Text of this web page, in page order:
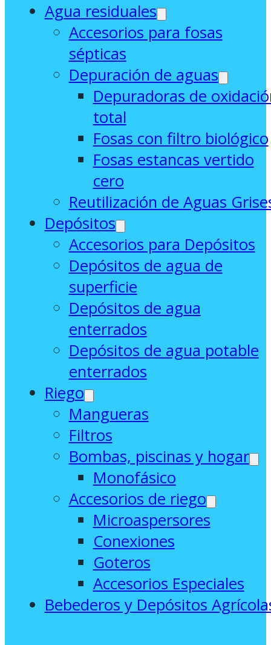
Agua residuales
Accesorios para fosas
sépticas
Depuración de aguas
Depuradoras de
total
Fosas con filtro biológico
Fosas estancas vertido
cero
Reutilización de Aguas
Depósitos
Accesorios para Depósitos
Depósitos de agua de
superficie
Depósitos de agua
enterrados
Depósitos de agua potable
enterrados
Riego
Mangueras
Filtros
Bombas, piscinas y hogar
Monofásico
Accesorios de riego
Microaspersores
Conexiones
Goteros
Accesorios Especiales
Bebederos y Depósitos